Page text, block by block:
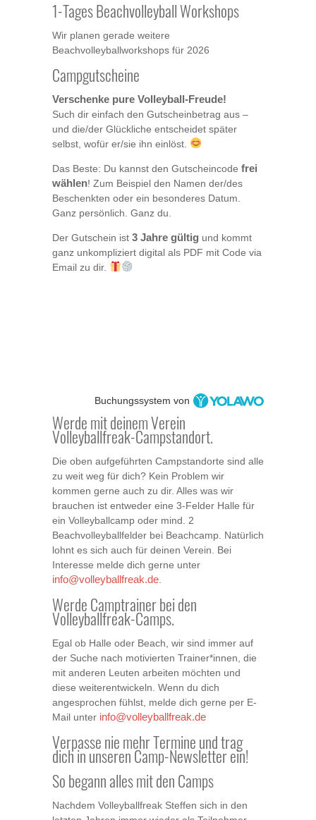
1-Tages Beachvolleyball Workshops
Wir planen gerade weitere
Beachvolleyballworkshops für 2026
Campgutscheine
Verschenke pure Volleyball-Freude!
Such dir einfach den Gutscheinbetrag aus –
und die/der Glückliche entscheidet später
selbst, wofür er/sie ihn einlöst.
Das Beste: Du kannst den Gutscheincode frei
wählen! Zum Beispiel den Namen der/des
Beschenkten oder ein besonderes Datum.
Ganz persönlich. Ganz du.
Der Gutschein ist 3 Jahre gültig und kommt
ganz unkompliziert digital als PDF mit Code via
Email zu dir.
Buchungssystem von
Werde mit deinem Verein
Volleyballfreak-Campstandort.
Die oben aufgeführten Campstandorte sind alle
zu weit weg für dich? Kein Problem wir
kommen gerne auch zu dir. Alles was wir
brauchen ist entweder eine 3-Felder Halle für
ein Volleyballcamp oder mind. 2
Beachvolleyballfelder bei Beachcamp. Natürlich
lohnt es sich auch für deinen Verein. Bei
Interesse melde dich gerne unter
info@volleyballfreak.de
Werde Camptrainer bei den
Volleyballfreak-Camps.
Egal ob Halle oder Beach, wir sind immer auf
der Suche nach motivierten Trainer*innen, die
mit anderen Leuten arbeiten möchten und
diese weiterentwickeln. Wenn du dich
angesprochen fühlst, melde dich gerne per E-
Mail unter info@volleyballfreak.de
Verpasse nie mehr Termine und trag
dich in unseren Camp-Newsletter ein!
So begann alles mit den Camps
Nachdem Volleyballfreak Steffen sich in den